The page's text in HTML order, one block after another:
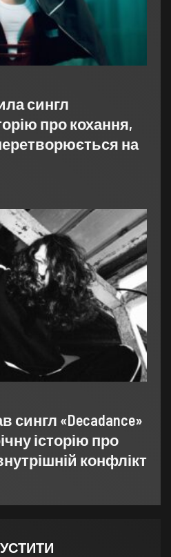
сингл
про кохання,
на
сингл «Decadance»
історію про
конфлікт